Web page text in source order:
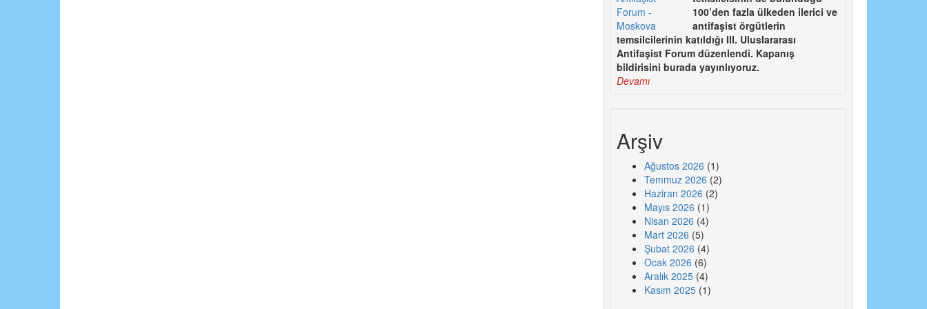
100’den fazla ülkeden ilerici ve
antifaşist örgütlerin
temsilcilerinin katıldığı III. Uluslararası
Antifaşist Forum düzenlendi. Kapanış
bildirisini burada yayınlıyoruz.
Devamı
Arşiv
Ağustos 2026 (1)
Temmuz 2026 (2)
Haziran 2026 (2)
Mayıs 2026 (1)
Nisan 2026 (4)
Mart 2026 (5)
Şubat 2026 (4)
Ocak 2026 (6)
Aralık 2025(4)
Kasım 2025(1)